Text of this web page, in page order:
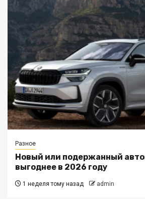
Разное
Новый или подержанный
выгоднее в 2026 году
1 неделя тому назад admin